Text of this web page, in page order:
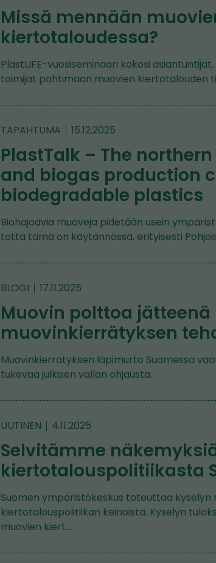
Missä mennään
kiertotaloudessa?
PlastLIFE-vuosiseminaari kokosi
toimijat pohtimaan muovien kiertotalouden
TAPAHTUMA 15.12.2025
PlastTalk – The
and biogas production
biodegradable plastics
Biohajoavia muoveja pidetään usein
totta tämä on käytännössä, erityisesti
BLOGI 17.11.2025
Muovin polttoa
muovinkierrätyksen
Muovinkierrätyksen läpimurto Suomessa
tukevaa julkisen vallan ohjausta.
UUTINEN 4.11.2025
Selvitämme
kiertotalouspolitiikasta
Suomen ympäristökeskus toteuttaa kyselyn
kiertotalouspolitiikan keinoista. Kyselyn
muovien kiert…